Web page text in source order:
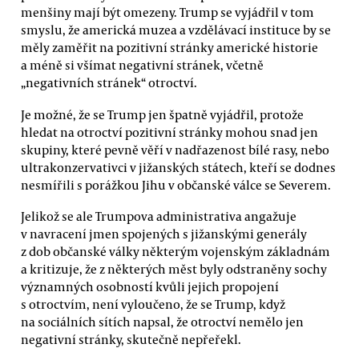
menšiny mají být omezeny. Trump se vyjádřil v tom
smyslu, že americká muzea a vzdělávací instituce by se
měly zaměřit na pozitivní stránky americké historie
a méně si všímat negativní stránek, včetně
„negativních stránek“ otroctví.
Je možné, že se Trump jen špatně vyjádřil, protože
hledat na otroctví pozitivní stránky mohou snad jen
skupiny, které pevně věří v nadřazenost bílé rasy, nebo
ultrakonzervativci v jižanských státech, kteří se dodnes
nesmířili s porážkou Jihu v občanské válce se Severem.
Jelikož se ale Trumpova administrativa angažuje
v navracení jmen spojených s jižanskými generály
z dob občanské války některým vojenským základnám
a kritizuje, že z některých měst byly odstraněny sochy
významných osobností kvůli jejich propojení
s otroctvím, není vyloučeno, že se Trump, když
na sociálních sítích napsal, že otroctví nemělo jen
negativní stránky, skutečně nepřeřekl.